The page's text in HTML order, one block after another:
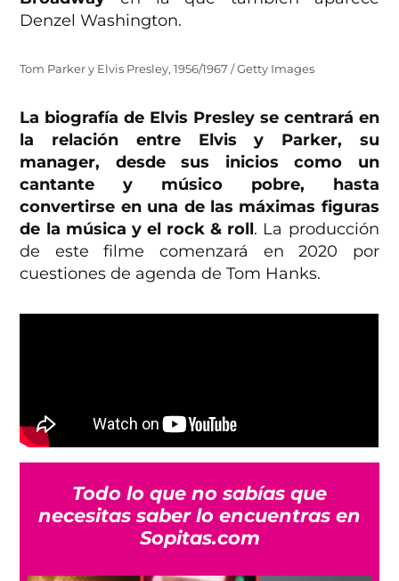
Denzel Washington.
Tom Parker y Elvis Presley, 1956/1967 / Getty Images
La biografía de Elvis Presley se centrará en
la relación entre Elvis y Parker, su
manager, desde sus inicios como un
cantante y músico pobre, hasta
convertirse en una de las máximas figuras
de la música y el rock & roll. La producción
de este filme comenzará en 2020 por
cuestiones de agenda de Tom Hanks.
Todo lo que no sabías que
necesitas saber lo encuentras en
Sopitas.com